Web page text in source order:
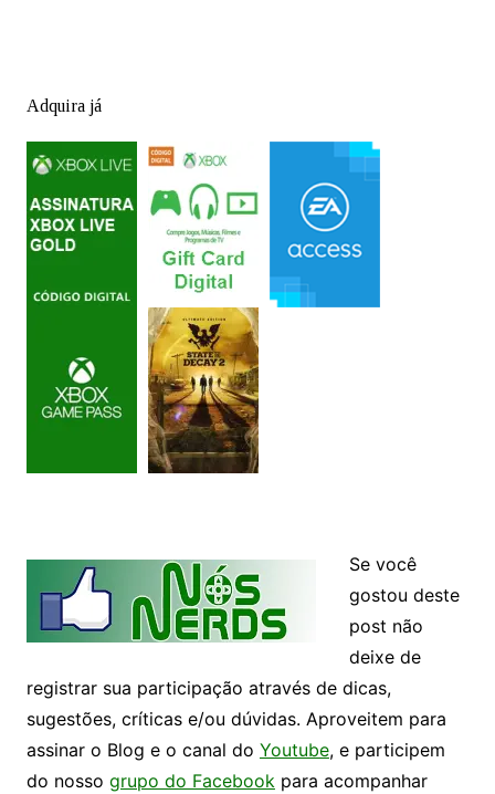
Adquira já
Se você
gostou deste
post não
deixe de
registrar sua participação através de dicas,
sugestões, críticas e/ou dúvidas. Aproveitem para
assinar o Blog e o canal do Youtube, e participem
do nosso grupo do Facebookpara acompanhar